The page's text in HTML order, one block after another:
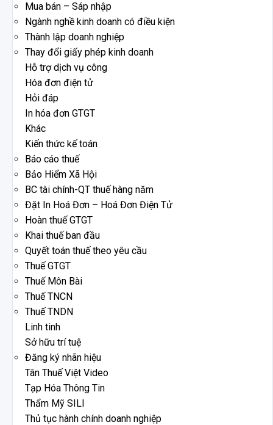
Mua bán – Sáp nhập
Ngành nghề kinh doanh có điều kiện
Thành lập doanh nghiệp
Thay đổi giấy phép kinh doanh
Hỗ trợ dịch vụ công
Hóa đơn điện tử
Hỏi đáp
In hóa đơn GTGT
Khác
Kiến thức kế toán
Báo cáo thuế
Bảo Hiểm Xã Hội
BC tài chính-QT thuế hàng năm
Đặt In Hoá Đơn – Hoá Đơn Điện Tử
Hoàn thuế GTGT
Khai thuế ban đầu
Quyết toán thuế theo yêu cầu
Thuế GTGT
Thuế Môn Bài
Thuế TNCN
Thuế TNDN
Linh tinh
Sở hữu trí tuệ
Đăng ký nhãn hiệu
Tân Thuế Việt Video
Tạp Hóa Thông Tin
Thẩm Mỹ SILI
Thủ tục hành chính doanh nghiệp